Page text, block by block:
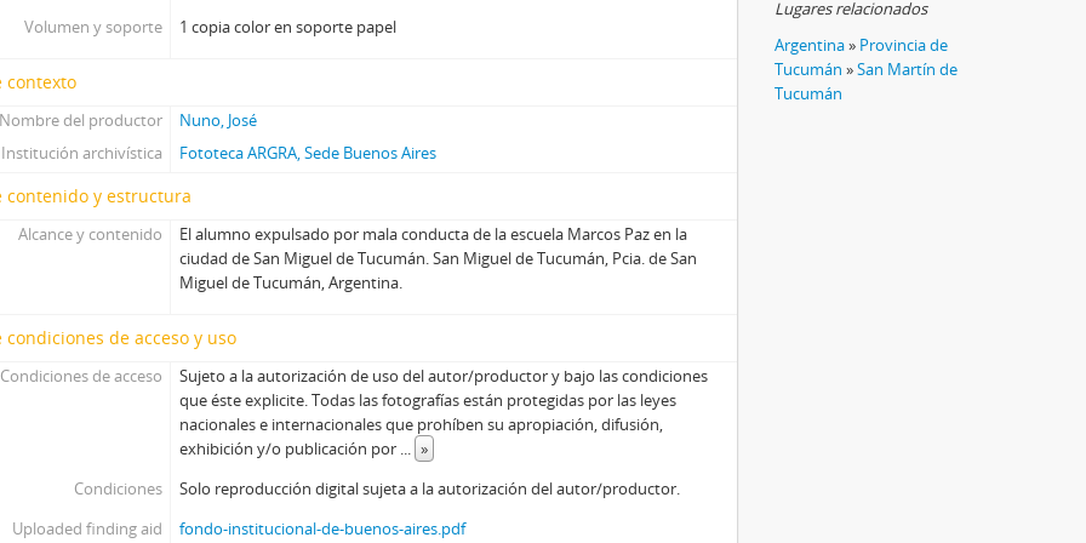
Volumen y soporte
1 copia color en soporte papel
contexto
Nombre del productor
Nuno, José
Institución archivística
Fototeca ARGRA, Sede Buenos Aires
contenido y estructura
Alcance y contenido
El alumno expulsado por mala conducta de la escuela Marcos Paz en la
ciudad de San Miguel de Tucumán. San Miguel de Tucumán, Pcia. de San
Miguel de Tucumán, Argentina.
condiciones de acceso y uso
Condiciones de acceso
Sujeto a la autorización de uso del autor/productor y bajo las condiciones
que éste explicite. Todas las fotografías están protegidas por las leyes
nacionales e internacionales que prohíben su apropiación, difusión,
exhibición y/o publicación por ... »
Condiciones
Solo reproducción digital sujeta a la autorización del autor/productor.
Uploaded finding aid
fondo-institucional-de-buenos-aires.pdf
Lugares relacionados
Argentina» Provincia de
Tucumán »San Martín de
Tucumán